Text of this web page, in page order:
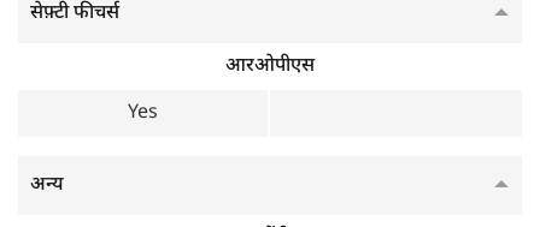
सेफ़्टी फीचर्स
आरओपीएस
Yes
अन्य